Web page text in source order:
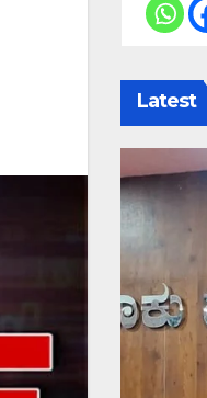
Latest